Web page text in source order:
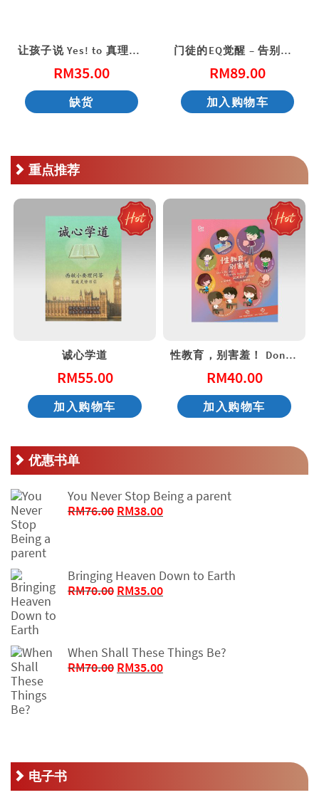
让孩子说 Yes! to 真理（简体版）学生本 2026年1-3月
RM35.00
缺货
门徒的EQ觉醒 – 告别浮浅信仰，活出真实生命
RM89.00
加入购物车
重点推荐
诚心学道
RM55.00
加入购物车
性教育，别害羞！ Don’t Be Shy: A Friendly Guide to Sex Education
RM40.00
加入购物车
优惠书单
You Never Stop Being a parent
RM76.00 原
RM38.00当
为：
RM38.00。
Bringing Heaven Down to Earth
RM70.00 原
RM35.00当
为：
RM35.00。
When Shall These Things Be?
RM70.00 原
RM35.00当
电子书